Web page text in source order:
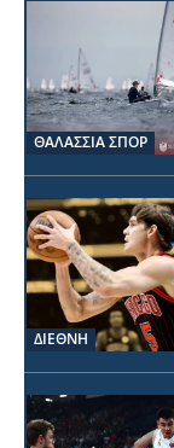
ΘΑΛΆΣΣΙΑ ΣΠΟΡ
ΔΙΕΘΝΗ